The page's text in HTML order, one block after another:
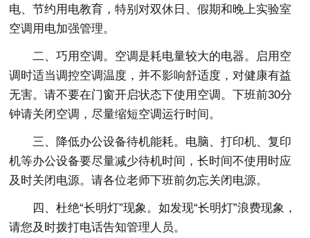
电、节约用电教育，特别对双休日、假期和晚上实验室
空调用电加强管理。
二、巧用空调。空调是耗电量较大的电器。启用空
调时适当调控空调温度，并不影响舒适度，对健康有益
无害。请不要在门窗开启状态下使用空调。下班前30分
钟请关闭空调，尽量缩短空调运行时间。
三、降低办公设备待机能耗。电脑、打印机、复印
机等办公设备要尽量减少待机时间，长时间不使用时应
及时关闭电源。请各位老师下班前勿忘关闭电源。
四、杜绝“长明灯”现象。如发现“长明灯”浪费现象，
请您及时拨打电话告知管理人员。